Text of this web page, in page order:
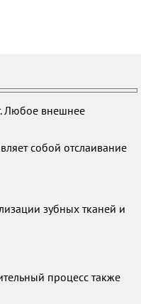
Любое внешнее
собой отслаивание
зубных тканей и
процесс также